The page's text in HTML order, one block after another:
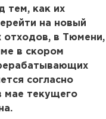
тем, как их
на новый
отходов, в Тюмени,
в скором
согласно
мае текущего